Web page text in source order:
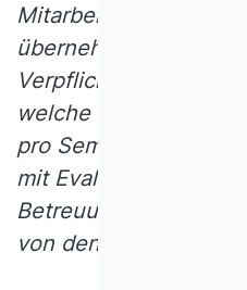
Mitarbeiter/innen die
übernehmen? Welche
Verpflichtungen
welche nicht? Wie
pro Semester
mit Evaluationen um?
Betreuungsleistungen
von den Dozent/innen